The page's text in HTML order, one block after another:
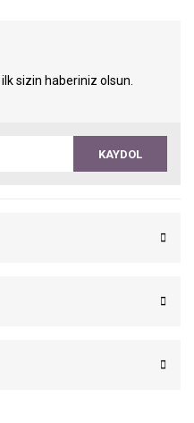
sizin haberiniz olsun.
KAYDOL